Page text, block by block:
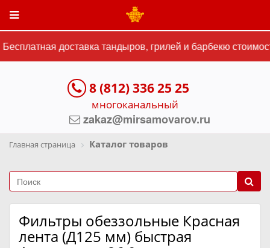
доставка тандыров, грилей и барбекю
8 (812) 336 25 25
многоканальный
zakaz@mirsamovarov.ru
Главная страница Каталог товаров
Фильтры обеззольные Красная
лента (Д125 мм) быстрая